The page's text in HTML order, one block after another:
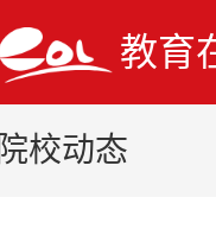
教育
院校动态